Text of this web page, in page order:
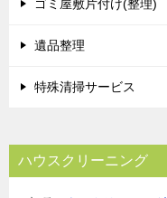
ゴミ屋敷片付け(整理)
遺品整理
特殊清掃サービス
ハウスクリーニング